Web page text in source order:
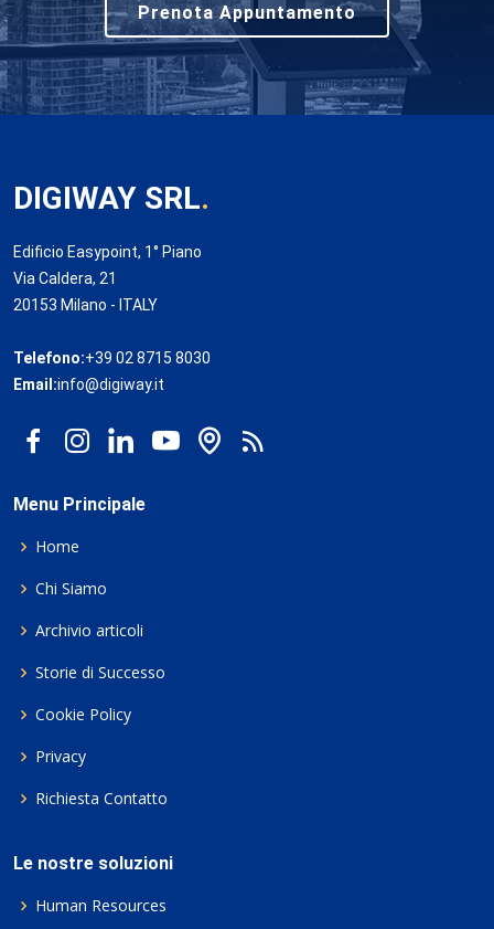
Prenota Appuntamento
DIGIWAY SRL.
Edificio Easypoint, 1° Piano
Via Caldera, 21
20153 Milano - ITALY
Telefono:+39 02 8715 8030
Email:info@digiway.it
Menu Principale
Home
Chi Siamo
Archivio articoli
Storie di Successo
Cookie Policy
Privacy
Richiesta Contatto
Le nostre soluzioni
Human Resources